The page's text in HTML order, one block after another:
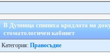
В Дупница спипиха крадлата на
стоматологичен кабинет
Категория: Правосъдие